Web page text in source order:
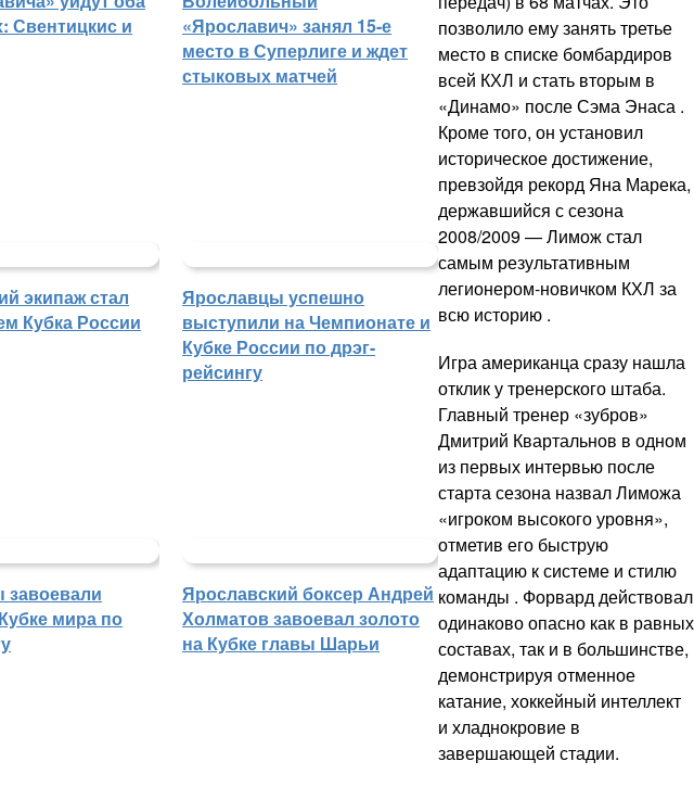
Свентицкис и
«Ярославич» занял 15-е
место в Суперлиге и ждет
стыковых матчей
экипаж стал
Кубка России
Ярославцы успешно
выступили на Чемпионате и
Кубке России по дрэг-
рейсингу
мира по
Ярославский боксер Андрей
Холматов завоевал золото
на Кубке главы Шарьи
позволило ему занять третье
место в списке бомбардиров
всей КХЛ и стать вторым в
«Динамо» после Сэма Энаса .
Кроме того, он установил
историческое достижение,
превзойдя рекорд Яна Марека,
державшийся с сезона
2008/2009 — Лимож стал
самым результативным
легионером-новичком КХЛ за
всю историю .
Игра американца сразу нашла
отклик у тренерского штаба.
Главный тренер «зубров»
Дмитрий Квартальнов в одном
из первых интервью после
старта сезона назвал Лиможа
«игроком высокого уровня»,
отметив его быструю
адаптацию к системе и стилю
команды . Форвард действовал
одинаково опасно как в равных
составах, так и в большинстве,
демонстрируя отменное
катание, хоккейный интеллект
и хладнокровие в
завершающей стадии.